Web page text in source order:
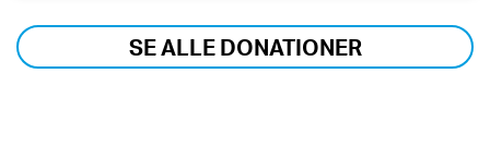
SE ALLE DONATIONER